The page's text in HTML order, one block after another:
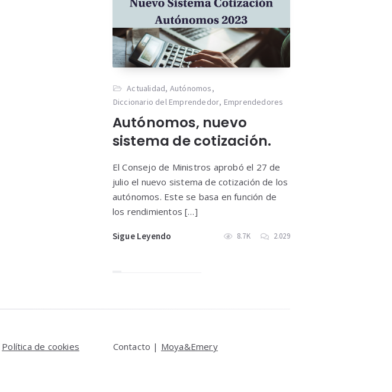
Actualidad, Autónomos,
Diccionario del Emprendedor, Emprendedores
Autónomos, nuevo
sistema de cotización.
El Consejo de Ministros aprobó el 27 de
julio el nuevo sistema de cotización de los
autónomos. Este se basa en función de
los rendimientos […]
Sigue Leyendo 8.7K 2.029
Política de cookies Contacto | Moya&Emery